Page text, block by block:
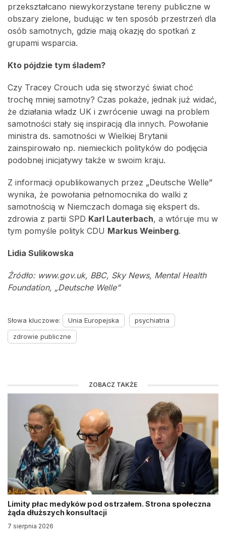
przekształcano niewykorzystane tereny publiczne w
obszary zielone, budując w ten sposób przestrzeń dla
osób samotnych, gdzie mają okazję do spotkań z
grupami wsparcia.
Kto pójdzie tym śladem?
Czy Tracey Crouch uda się stworzyć świat choć
trochę mniej samotny? Czas pokaże, jednak już widać,
że działania władz UK i zwrócenie uwagi na problem
samotności stały się inspiracją dla innych. Powołanie
ministra ds. samotności w Wielkiej Brytanii
zainspirowało np. niemieckich polityków do podjęcia
podobnej inicjatywy także w swoim kraju.
Z informacji opublikowanych przez „Deutsche Welle”
wynika, że powołania pełnomocnika do walki z
samotnością w Niemczach domaga się ekspert ds.
zdrowia z partii SPD Karl Lauterbach, a wtóruje mu w
tym pomyśle polityk CDU Markus Weinberg.
Lidia Sulikowska
Źródło: www.gov.uk, BBC, Sky News, Mental Health
Foundation, „Deutsche Welle”
Słowa kluczowe: Unia Europejska
psychiatria
zdrowie publiczne
ZOBACZ TAKŻE
Limity płac medyków pod ostrzałem. Strona społeczna
żąda dłuższych konsultacji
7 sierpnia 2026